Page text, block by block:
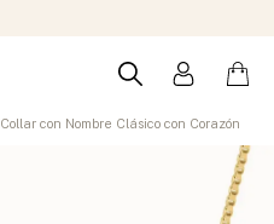
Collar con Nombre Clásico con Corazón